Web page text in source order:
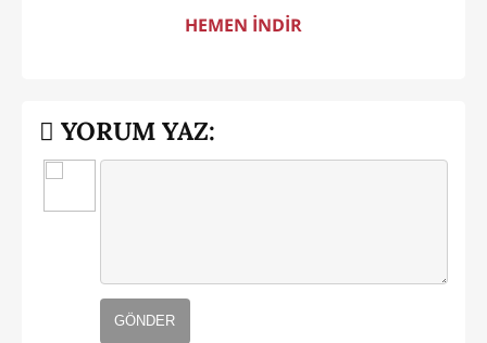
HEMEN İNDİR
YORUM YAZ:
GÖNDER